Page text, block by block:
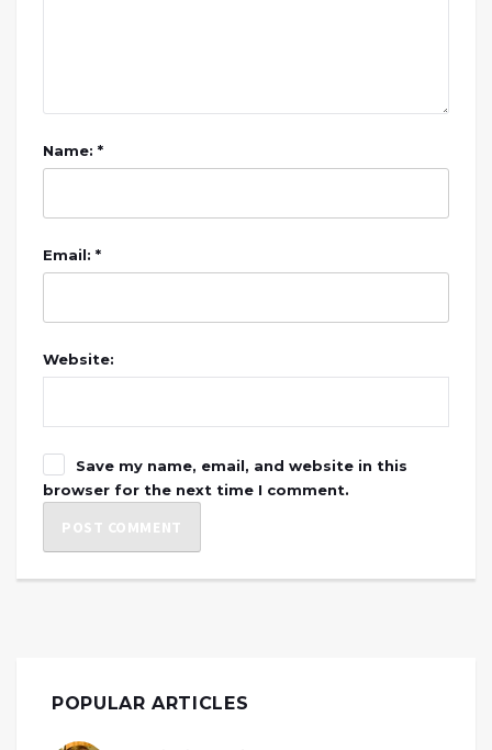
Name: *
Email: *
Website:
Save my name, email, and website in this
browser for the next time I comment.
POPULAR ARTICLES